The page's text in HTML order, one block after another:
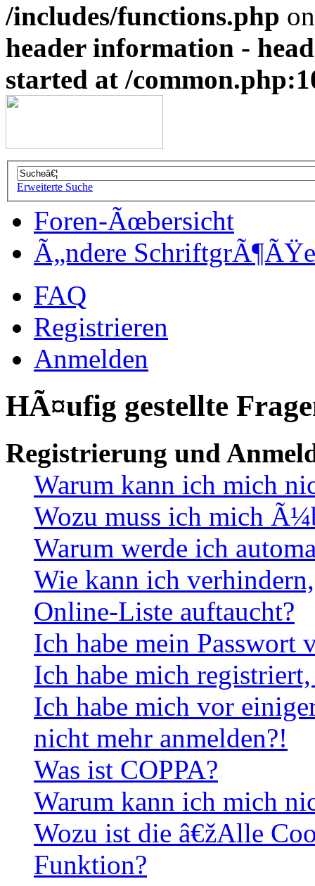
/includes/functions.php
header information -
started at /
Erweiterte Suche
Foren-Ãœbersicht
Ã„ndere SchriftgrÃ¶ÃŸe
FAQ
Registrieren
Anmelden
HÃ¤ufig gestellte
Registrierung und
Warum kann ich mich
Wozu muss ich mich
Warum werde ich
Wie kann ich
Online-Liste auftaucht?
Ich habe mein Passwort
Ich habe mich
Ich habe mich vor
nicht mehr anmelden?!
Was ist COPPA?
Warum kann ich mich
Wozu ist die â€žAlle
Funktion?